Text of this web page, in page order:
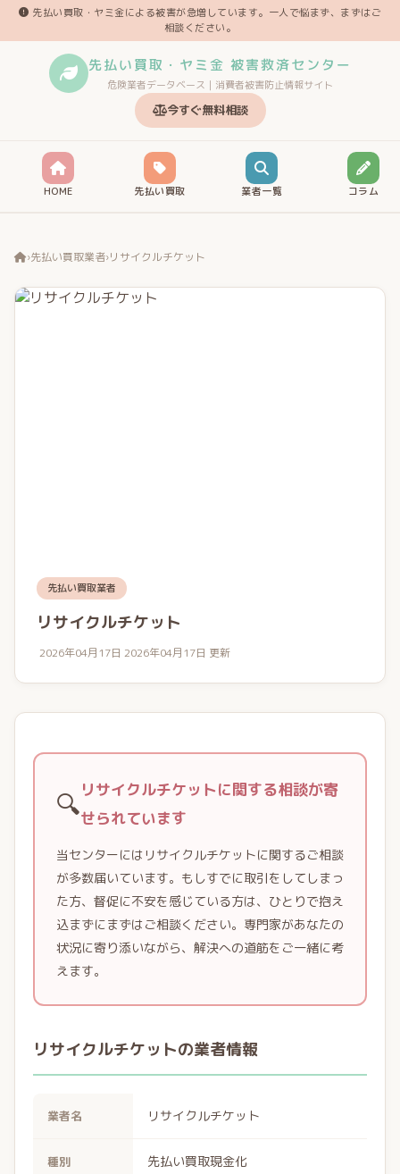
先払い買取・ヤミ金による被害が急増しています。一人で悩まず、まずはご
相談ください。
先払い買取・ヤミ金 被害救済センター
危険業者データベース｜消費者被害防止情報サイト
今すぐ無料相談
HOME 先払い買取 業者一覧 コラム
›先払い買取業者›リサイクルチケット
先払い買取業者
リサイクルチケット
2026年04月17日 2026年04月17日 更新
🔍リサイクルチケットに関する相談が寄
せられています
当センターにはリサイクルチケットに関するご相談
が多数届いています。もしすでに取引をしてしまっ
た方、督促に不安を感じている方は、ひとりで抱え
込まずにまずはご相談ください。専門家があなたの
状況に寄り添いながら、解決への道筋をご一緒に考
えます。
リサイクルチケットの業者情報
業者名 リサイクルチケット
種別 先払い買取現金化